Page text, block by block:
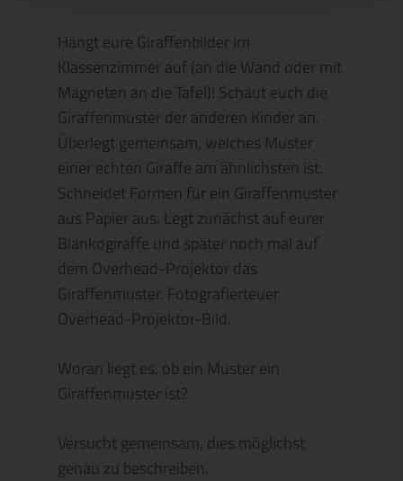
Hängt eure Giraffenbilder im
Klassenzimmer auf (an die Wand oder mit
Magneten an die Tafel)! Schaut euch die
Giraffenmuster der anderen Kinder an.
Überlegt gemeinsam, welches Muster
einer echten Giraffe am ähnlichsten ist.
Schneidet Formen für ein Giraffenmuster
aus Papier aus. Legt zunächst auf eurer
Blankogiraffe und später noch mal auf
dem Overhead-Projektor das
Giraffenmuster. Fotografierteuer
Overhead-Projektor-Bild.
Woran liegt es, ob ein Muster ein
Giraffenmuster ist?
Versucht gemeinsam, dies möglichst
genau zu beschreiben.